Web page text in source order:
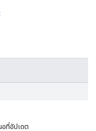
อที่อัปเดต